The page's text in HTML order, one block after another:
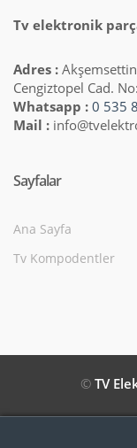
Tv elektronik
Adres :
Cengiztopel Cad.
Whatsapp : 0 535
Mail :
Sayfalar
Ana Sayfa
Tv Kompodentler
© TV